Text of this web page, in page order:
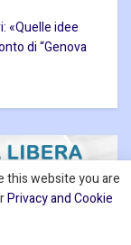
«Quelle idee
di “Genova
this website you are
Privacy and Cookie